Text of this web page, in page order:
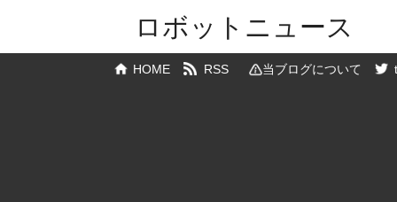
ロボットニュース
HOME RSS 当ブログについて